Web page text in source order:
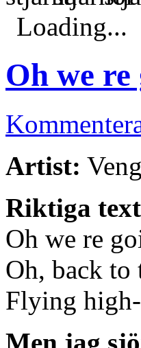
Loading...
Oh we
Artist:
Riktiga
Oh we re
Oh, back to
Flying
Men jag